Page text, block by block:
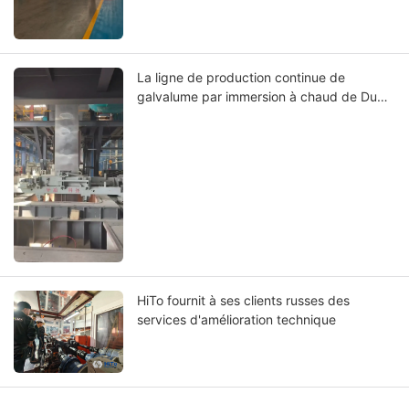
La ligne de production continue de
galvalume par immersion à chaud de Dubaï
HiTo fournit à ses clients russes des
services d'amélioration technique